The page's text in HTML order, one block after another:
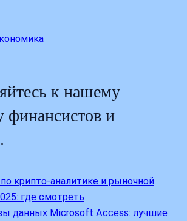
к нашему
финансистов и
крипто-аналитике и рыночной
где смотреть
данных Microsoft Access: лучшие